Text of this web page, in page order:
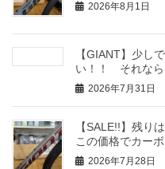
2026年8月1日
【GIANT】少し
い！！ それなら
2026年7月31日
【SALE!!】残り
この価格でカー
2026年7月28日